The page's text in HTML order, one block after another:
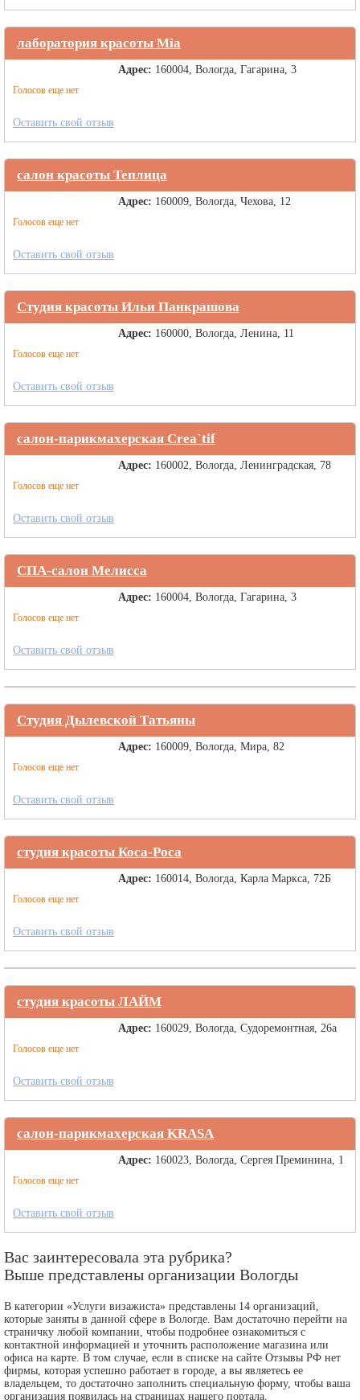
лаборатория красоты Mia
Голосов еще нет
Адрес: 160004, Вологда, Гагарина, 3
Оставить свой отзыв
салон красоты Теплица
Голосов еще нет
Адрес: 160009, Вологда, Чехова, 12
Оставить свой отзыв
Студия красоты Ильи Панкрашова
Голосов еще нет
Адрес: 160000, Вологда, Ленина, 11
Оставить свой отзыв
салон-парикмахерская Crea`tif
Голосов еще нет
Адрес: 160002, Вологда, Ленинградская, 78
Оставить свой отзыв
СПА-салон Мелисса
Голосов еще нет
Адрес: 160004, Вологда, Гагарина, 3
Оставить свой отзыв
Студия Дылевской Татьяны
Голосов еще нет
Адрес: 160009, Вологда, Мира, 82
Оставить свой отзыв
студия красоты Коса-Роса
Голосов еще нет
Адрес: 160014, Вологда, Карла Маркса, 72Б
Оставить свой отзыв
студия красоты ЛАЙМ
Голосов еще нет
Адрес: 160029, Вологда, Судоремонтная, 26а
Оставить свой отзыв
салон-парикмахерская KRASA
Голосов еще нет
Адрес: 160023, Вологда, Сергея Преминина, 1
Оставить свой отзыв
Вас заинтересовала эта рубрика?
Выше представлены организации Вологды
В категории «Услуги визажиста» представлены 14 организаций,
которые заняты в данной сфере в Вологде. Вам достаточно перейти на
страничку любой компании, чтобы подробнее ознакомиться с
контактной информацией и уточнить расположение магазина или
офиса на карте. В том случае, если в списке на сайте Отзывы РФ нет
фирмы, которая успешно работает в городе, а вы являетесь ее
владельцем, то достаточно заполнить специальную форму, чтобы ваша
организация появилась на страницах нашего портала.